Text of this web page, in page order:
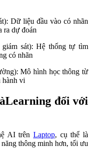
Dữ liệu đầu vào có nhãn
ra dự đoán
sát): Hệ thống tự tìm
có nhãn
Mô hình học thông từ
hành vi
đối với
AI trên Laptop, cụ thể là
thông minh hơn, tối ưu